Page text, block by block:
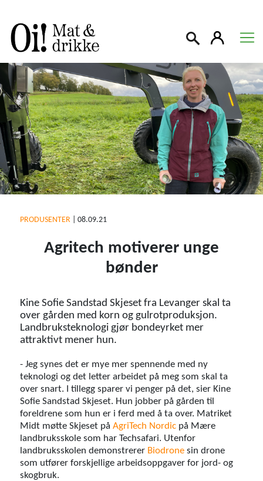
Søk
PRODUSENTER |08.09.21
Agritech motiverer unge
bønder
Kine Sofie Sandstad Skjeset fra Levanger skal ta
over gården med korn og gulrotproduksjon.
Landbruksteknologi gjør bondeyrket mer
attraktivt mener hun.
- Jeg synes det er mye mer spennende med ny
teknologi og det letter arbeidet på meg som skal ta
over snart. I tillegg sparer vi penger på det, sier Kine
Sofie Sandstad Skjeset. Hun jobber på gården til
foreldrene som hun er i ferd med å ta over. Matriket
Midt møtte Skjeset påAgriTech Nordic på Mære
landbruksskole som har Techsafari. Utenfor
landbruksskolen demonstrerer Biodrone sin drone
som utfører forskjellige arbeidsoppgaver for jord- og
skogbruk.